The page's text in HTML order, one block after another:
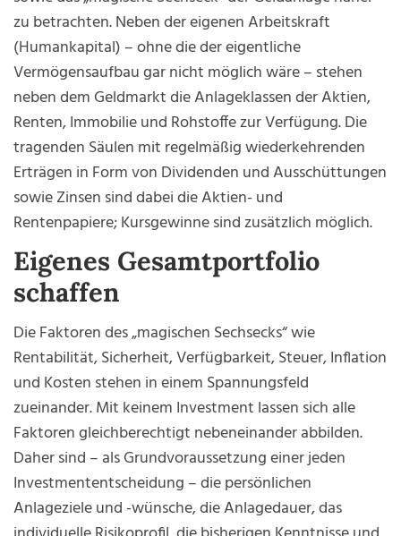
zu betrachten. Neben der eigenen Arbeitskraft
(Humankapital) – ohne die der eigentliche
Vermögensaufbau gar nicht möglich wäre – stehen
neben dem Geldmarkt die Anlageklassen der Aktien,
Renten, Immobilie und Rohstoffe zur Verfügung. Die
tragenden Säulen mit regelmäßig wiederkehrenden
Erträgen in Form von Dividenden und Ausschüttungen
sowie Zinsen sind dabei die Aktien- und
Rentenpapiere; Kursgewinne sind zusätzlich möglich.
Eigenes Gesamtportfolio
schaffen
Die Faktoren des „magischen Sechsecks“ wie
Rentabilität, Sicherheit, Verfügbarkeit, Steuer, Inflation
und Kosten stehen in einem Spannungsfeld
zueinander. Mit keinem Investment lassen sich alle
Faktoren gleichberechtigt nebeneinander abbilden.
Daher sind – als Grundvoraussetzung einer jeden
Investmententscheidung – die persönlichen
Anlageziele und -wünsche, die Anlagedauer, das